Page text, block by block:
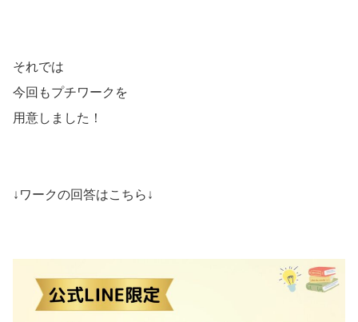
それでは
今回もプチワークを
用意しました！
↓ワークの回答はこちら↓